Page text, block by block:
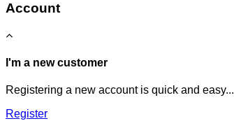
Account
I'm a new customer
Registering a new account is quick and easy...
Register